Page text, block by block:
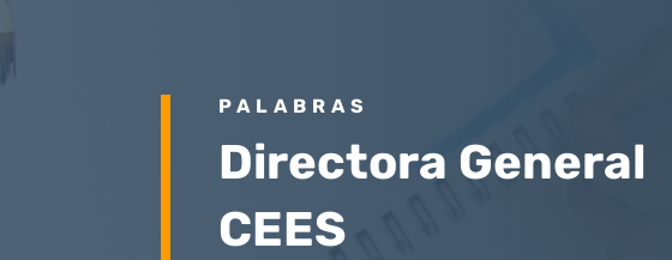
PALABRAS
Directora General
CEES